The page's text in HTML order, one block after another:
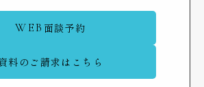
WEB 面談予約
料のご請求はこちら